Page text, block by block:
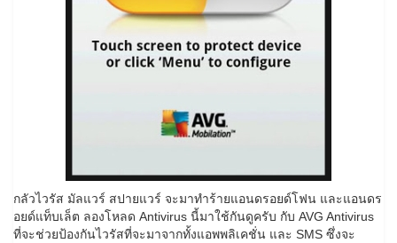
กลัวไวรัส มัลแวร์ สปายแวร์ จะมาทำร้ายแอนดรอยด์โฟน และแอนดร
อยด์แท็บเล็ต ลองโหลด Antivirus นี้มาใช้กันดูครับ กับ AVG Antivirus
ที่จะช่วยป้องกันไวรัสที่จะมาจากทั้งแอพพลิเคชั่น และ SMS ซึ่งจะ